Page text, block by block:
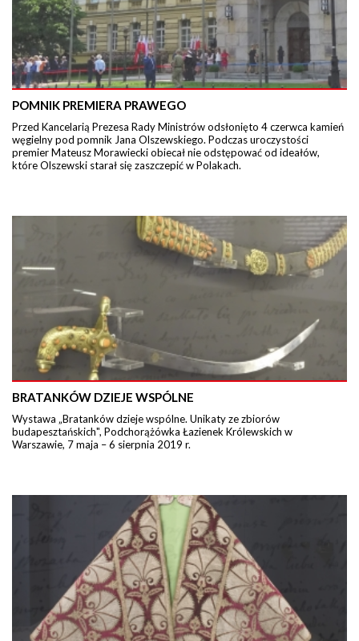
POMNIK PREMIERA PRAWEGO
Przed Kancelarią Prezesa Rady Ministrów odsłonięto 4 czerwca kamień
węgielny pod pomnik Jana Olszewskiego. Podczas uroczystości
premier Mateusz Morawiecki obiecał nie odstępować od ideałów,
które Olszewski starał się zaszczepić w Polakach.
BRATANKÓW DZIEJE WSPÓLNE
Wystawa „Bratanków dzieje wspólne. Unikaty ze zbiorów
budapesztańskich", Podchorążówka Łazienek Królewskich w
Warszawie, 7 maja – 6 sierpnia 2019 r.